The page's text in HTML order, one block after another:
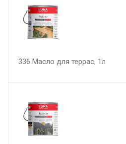
336 Масло для террас, 1л